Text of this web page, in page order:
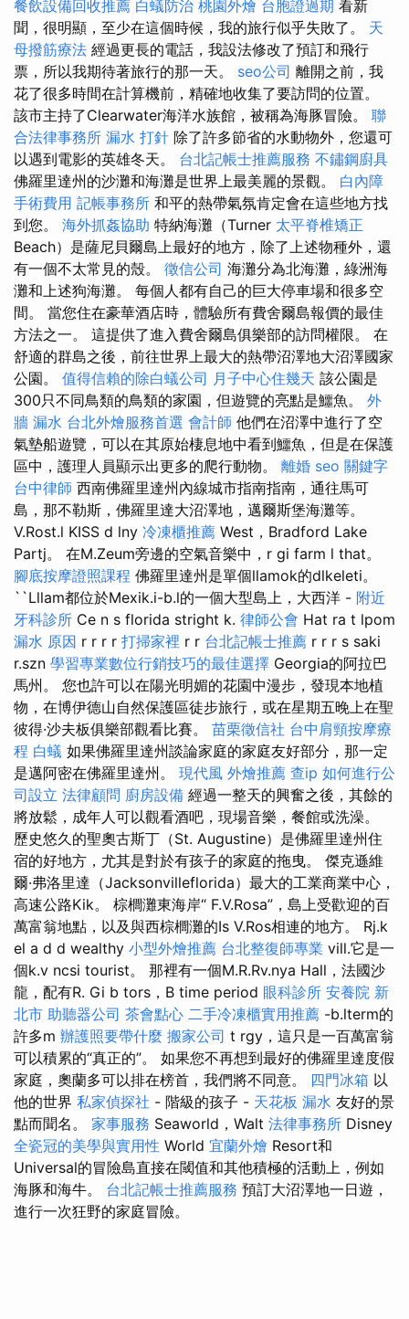
餐飲設備回收推薦 白蟻防治 桃園外燴 台胞證過期 看新
聞，很明顯，至少在這個時候，我的旅行似乎失敗了。 天
母撥筋療法 經過更長的電話，我設法修改了預訂和飛行
票，所以我期待著旅行的那一天。 seo公司 離開之前，我
花了很多時間在計算機前，精確地收集了要訪問的位置。
該市主持了Clearwater海洋水族館，被稱為海豚冒險。 聯
合法律事務所 漏水 打針 除了許多節省的水動物外，您還可
以遇到電影的英雄冬天。 台北記帳士推薦服務 不鏽鋼廚具
佛羅里達州的沙灘和海灘是世界上最美麗的景觀。 白內障
手術費用 記帳事務所 和平的熱帶氣氛肯定會在這些地方找
到您。 海外抓姦協助 特納海灘（Turner 太平脊椎矯正
Beach）是薩尼貝爾島上最好的地方，除了上述物種外，還
有一個不太常見的殼。 徵信公司 海灘分為北海灘，綠洲海
灘和上述狗海灘。 每個人都有自己的巨大停車場和很多空
間。 當您住在豪華酒店時，體驗所有費舍爾島報價的最佳
方法之一。 這提供了進入費舍爾島俱樂部的訪問權限。 在
舒適的群島之後，前往世界上最大的熱帶沼澤地大沼澤國家
公園。 值得信賴的除白蟻公司 月子中心住幾天 該公園是
300只不同鳥類的鳥類的家園，但遊覽的亮點是鱷魚。 外
牆 漏水 台北外燴服務首選 會計師 他們在沼澤中進行了空
氣墊船遊覽，可以在其原始棲息地中看到鱷魚，但是在保護
區中，護理人員顯示出更多的爬行動物。 離婚 seo 關鍵字
台中律師 西南佛羅里達州內線城市指南指南，通往馬可
島，那不勒斯，佛羅里達大沼澤地，邁爾斯堡海灘等。
V.Rost.l KISS d lny 冷凍櫃推薦 West，Bradford Lake
Partj。 在M.Zeum旁邊的空氣音樂中，r gi farm l that。
腳底按摩證照課程 佛羅里達州是單個llamok的dlkeleti。
``Lllam都位於Mexik.i-b.l的一個大型島上，大西洋 - 附近
牙科診所 Ce n s florida stright k. 律師公會 Hat ra t lpom
漏水 原因 r r r r 打掃家裡 r r 台北記帳士推薦 r r r s saki
r.szn 學習專業數位行銷技巧的最佳選擇 Georgia的阿拉巴
馬州。 您也許可以在陽光明媚的花園中漫步，發現本地植
物，在博伊德山自然保護區徒步旅行，或在星期五晚上在聖
彼得·沙夫板俱樂部觀看比賽。 苗栗徵信社 台中肩頸按摩療
程 白蟻 如果佛羅里達州談論家庭的家庭友好部分，那一定
是邁阿密在佛羅里達州。 現代風 外燴推薦 查ip 如何進行公
司設立 法律顧問 廚房設備 經過一整天的興奮之後，其餘的
將放鬆，成年人可以觀看酒吧，現場音樂，餐館或洗澡。
歷史悠久的聖奧古斯丁（St. Augustine）是佛羅里達州住
宿的好地方，尤其是對於有孩子的家庭的拖曳。 傑克遜維
爾·弗洛里達（Jacksonvilleflorida）最大的工業商業中心，
高速公路Kik。 棕櫚灘東海岸“ F.V.Rosa”，島上受歡迎的百
萬富翁地點，以及與西棕櫚灘的Is V.Ros相連的地方。 Rj.k
el a d d wealthy 小型外燴推薦 台北整復師專業 vill.它是一
個k.v ncsi tourist。 那裡有一個M.R.Rv.nya Hall，法國沙
龍，配有R. Gi b tors，B time period 眼科診所 安養院 新
北市 助聽器公司 茶會點心 二手冷凍櫃實用推薦 -b.lterm的
許多m 辦護照要帶什麼 搬家公司 t rgy，這只是一百萬富翁
可以積累的“真正的”。 如果您不再想到最好的佛羅里達度假
家庭，奧蘭多可以排在榜首，我們將不同意。 四門冰箱 以
他的世界 私家偵探社 - 階級的孩子 - 天花板 漏水 友好的景
點而聞名。 家事服務 Seaworld，Walt 法律事務所 Disney
全瓷冠的美學與實用性 World 宜蘭外燴 Resort和
Universal的冒險島直接在閾值和其他積極的活動上，例如
海豚和海牛。 台北記帳士推薦服務 預訂大沼澤地一日遊，
進行一次狂野的家庭冒險。